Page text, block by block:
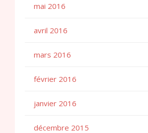
mai 2016
avril 2016
mars 2016
février 2016
janvier 2016
décembre 2015